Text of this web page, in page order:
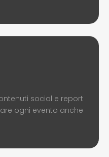
social e report
ogni evento anche